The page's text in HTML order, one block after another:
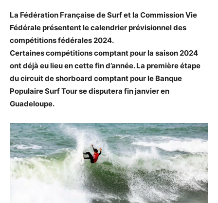
La Fédération Française de Surf et la Commission Vie
Fédérale présentent le calendrier prévisionnel des
compétitions fédérales 2024.
Certaines compétitions comptant pour la saison 2024
ont déjà eu lieu en cette fin d’année. La première étape
du circuit de shorboard comptant pour le Banque
Populaire Surf Tour se disputera fin janvier en
Guadeloupe.